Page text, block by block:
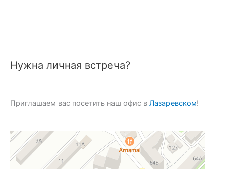
Нужна личная встреча?
Приглашаем вас посетить наш офис в Лазаревском!